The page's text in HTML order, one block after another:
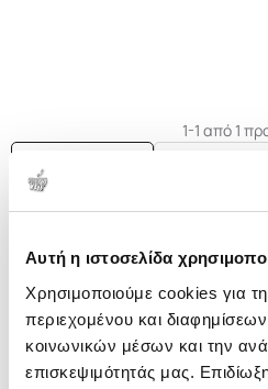
Αυτή η ιστοσελίδα
Χρησιμοποιούμε cookies για
περιεχομένου και
κοινωνικών μέσων και την
επισκεψιμότητάς μας.
1-1 από 1